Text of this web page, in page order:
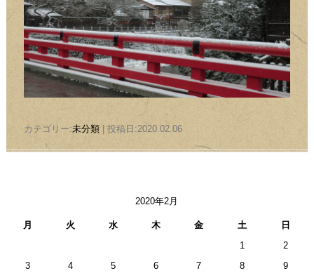
カテゴリー:未分類| 投稿日:2020.02.06
2020年2月
月 火 水 木 金 土
日
1
2
3
4 5 6 7 8
9